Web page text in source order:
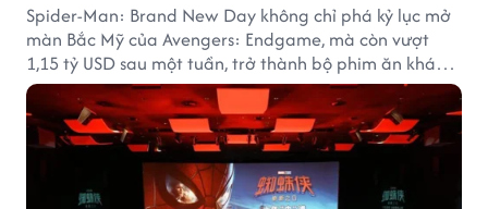
Spider-Man: Brand New Day không chỉ phá kỷ lục mở
màn Bắc Mỹ của Avengers: Endgame, mà còn vượt
1,15 tỷ USD sau một tuần, trở thành bộ phim ăn khách
nhất năm 2026.